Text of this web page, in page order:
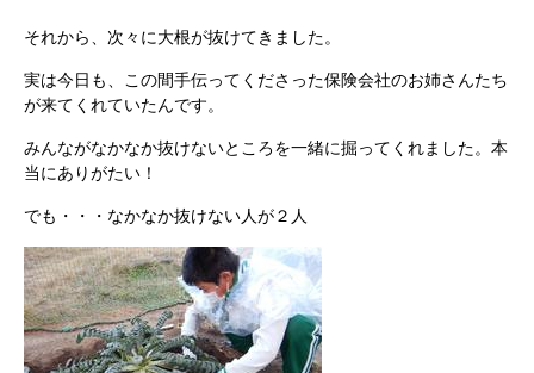
それから、次々に大根が抜けてきました。
実は今日も、この間手伝ってくださった保険会社のお姉さんたち
が来てくれていたんです。
みんながなかなか抜けないところを一緒に掘ってくれました。本
当にありがたい！
でも・・・なかなか抜けない人が２人